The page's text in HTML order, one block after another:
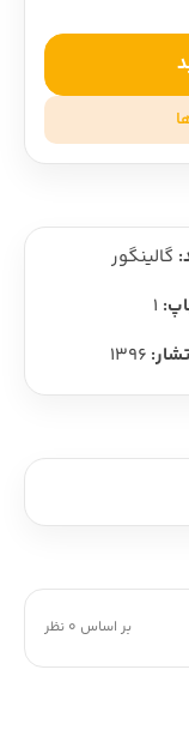
گالینگور
1
1396
بر اساس 0 نظر